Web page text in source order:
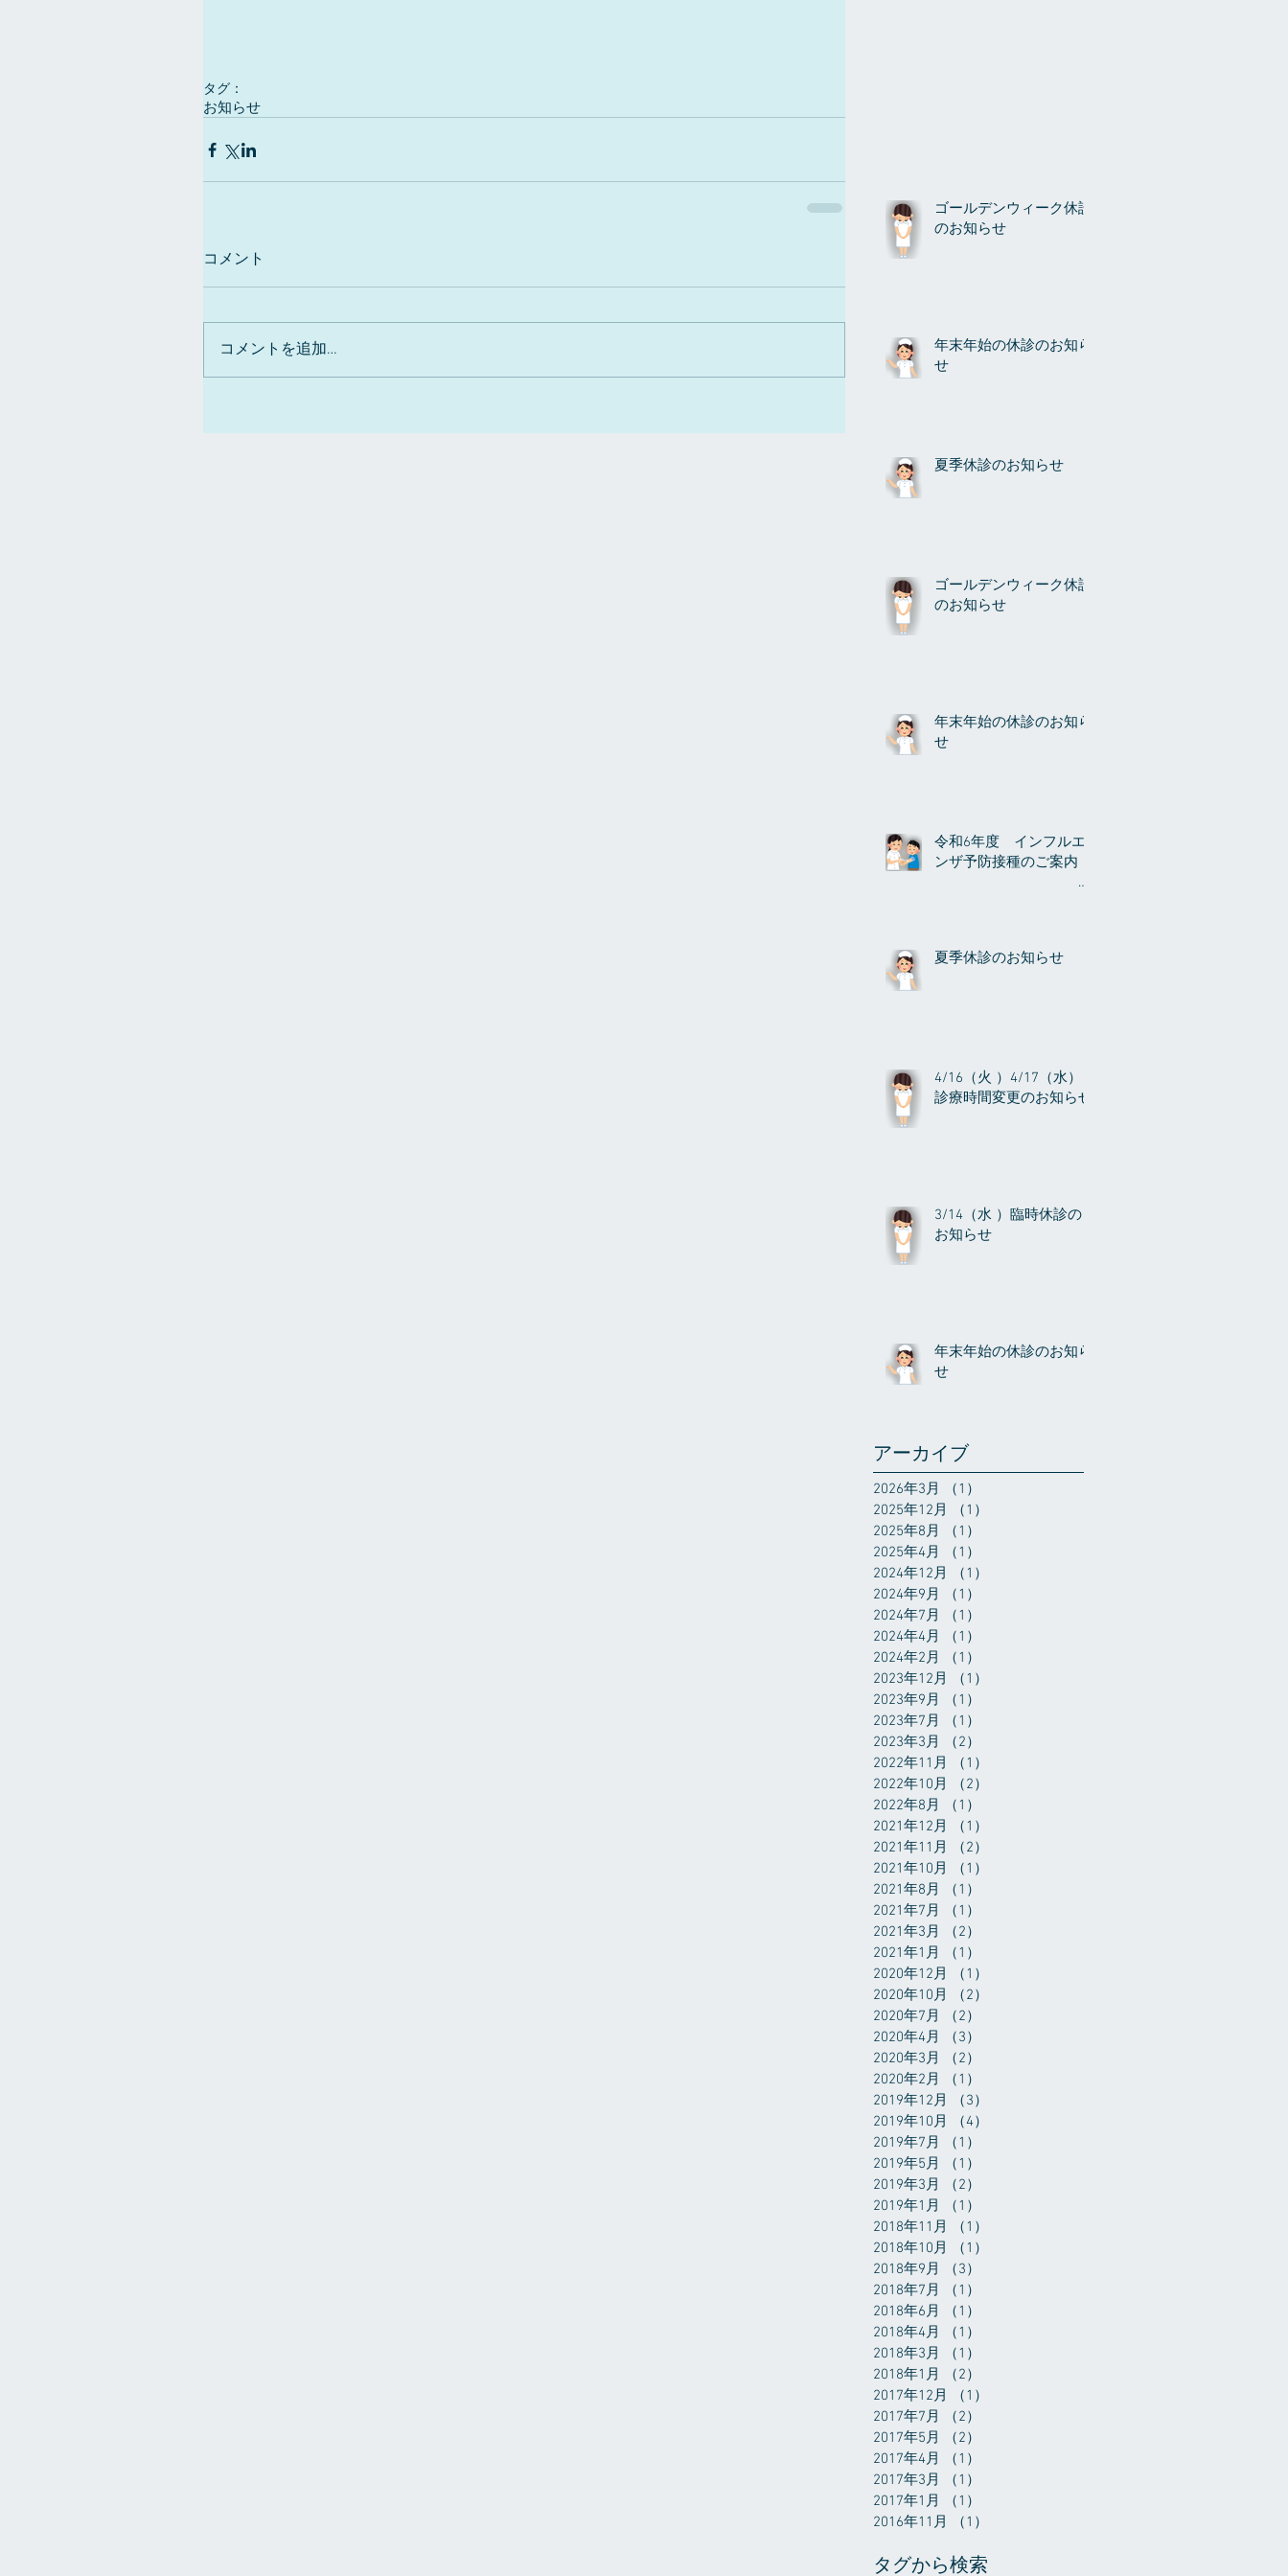
タグ：
お知らせ
コメント
コメントを追加…
ゴールデンウィーク休診
のお知らせ
年末年始の休診のお知ら
せ
夏季休診のお知らせ
ゴールデンウィーク休診
のお知らせ
年末年始の休診のお知ら
せ
令和6年度 インフルエ
ンザ予防接種のご案内
夏季休診のお知らせ
4/16（火 ）4/17（水）
診療時間変更のお知らせ
3/14（水 ）臨時休診の
お知らせ
年末年始の休診のお知ら
せ
アーカイブ
2026年3月 （1）
2025年12月
（1）
2025年8月
（1）
2025年4月
（1）
2024年12月
（1）
2024年9月
（1）
2024年7月
（1）
2024年4月
（1）
2024年2月
（1）
2023年12月
（1）
2023年9月
（1）
2023年7月
（1）
2023年3月
（2）
2022年11月
（1）
2022年10月
（2）
2022年8月
（1）
2021年12月
（1）
2021年11月
（2）
2021年10月
（1）
2021年8月
（1）
2021年7月
（1）
2021年3月
（2）
2021年1月
（1）
2020年12月
（1）
2020年10月
（2）
2020年7月
（2）
2020年4月
（3）
2020年3月
（2）
2020年2月
（1）
2019年12月
（3）
2019年10月
（4）
2019年7月
（1）
2019年5月
（1）
2019年3月
（2）
2019年1月
（1）
2018年11月
（1）
2018年10月
（1）
2018年9月
（3）
2018年7月
（1）
2018年6月
（1）
2018年4月
（1）
2018年3月
（1）
2018年1月
（2）
2017年12月
（1）
2017年7月
（2）
2017年5月
（2）
2017年4月
（1）
2017年3月
（1）
2017年1月
（1）
2016年11月
（1）
タグから検索